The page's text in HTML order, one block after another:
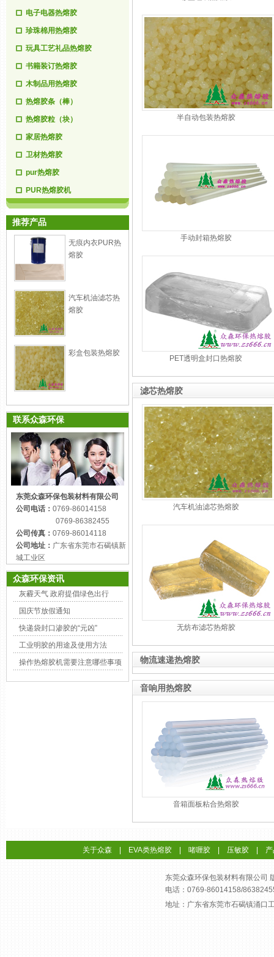
电子电器热熔胶
珍珠棉用热熔胶
玩具工艺礼品热熔胶
书籍装订热熔胶
木制品用热熔胶
热熔胶条（棒）
热熔胶粒（块）
家居热熔胶
卫材热熔胶
pur热熔胶
PUR热熔胶机
推荐产品
无痕内衣PUR热
熔胶
汽车机油滤芯热
熔胶
彩盒包装热熔胶
联系众森环保
东莞众森环保包装材料有限公司
公司电话： 0769-86014158
0769-86382455
公司传真： 0769-86014118
公司地址： 广东省东莞市石碣镇新
城工业区
众森环保资讯
灰霾天气 政府提倡绿色出行
国庆节放假通知
快递袋封口渗胶的“元凶”
工业明胶的用途及使用方法
操作热熔胶机需要注意哪些事项
半自动包装热熔胶
手动封箱热熔胶
PET透明盒封口热熔胶
滤芯热熔胶
汽车机油滤芯热熔胶
无纺布滤芯热熔胶
物流速递热熔胶
音响用热熔胶
音箱面板粘合热熔胶
关于众森 EVA类热熔胶 啫喱胶 压敏胶
东莞众森环保包装材料有限公司
电话：0769-86014158/
地址：广东省东莞市石碣镇涌口